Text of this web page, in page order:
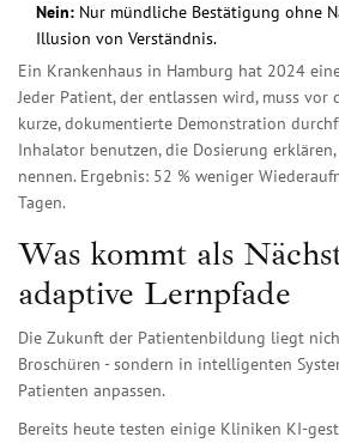
Nein: Nur mündliche Bestätigung ohne
Illusion von Verständnis.
Ein Krankenhaus in Hamburg hat 2024
Jeder Patient, der entlassen wird, muss vor
kurze, dokumentierte Demonstration
Inhalator benutzen, die Dosierung
nennen. Ergebnis: 52 % weniger
Tagen.
Was kommt als
adaptive Lernpfade
Die Zukunft der Patientenbildung liegt
Broschüren - sondern in intelligenten
Patienten anpassen.
Bereits heute testen einige Kliniken KI-